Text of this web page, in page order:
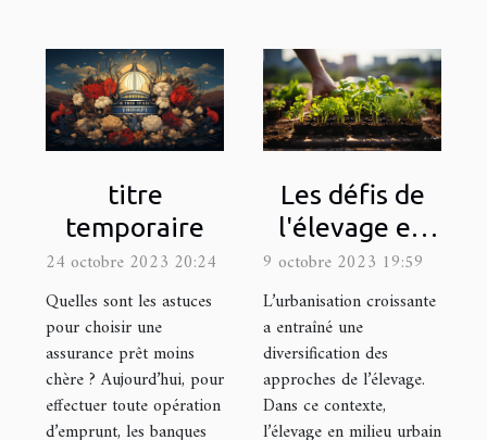
titre
temporaire
24 octobre 2023 20:24
Quelles sont les astuces
pour choisir une
assurance prêt moins
chère ? Aujourd’hui, pour
effectuer toute opération
d’emprunt, les banques
Les défis de
l'élevage en
milieu urbain :
quel matériel
utiliser ?
9 octobre 2023 19:59
L’urbanisation croissante
a entraîné une
diversification des
approches de l’élevage.
Dans ce contexte,
l’élevage en milieu urbain